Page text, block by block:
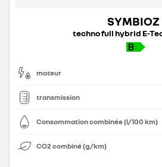
SYMBIOZ
techno full hybrid E-
moteur
transmission
Consommation combinée (l/100 km)
CO2 combiné (g/km)